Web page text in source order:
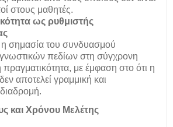
στους μαθητές.
ως ρυθμιστής
η σημασία του συνδυασμού
πεδίων στη σύγχρονη
πραγματικότητα, με έμφαση στο ότι η
αποτελεί γραμμική και
και Χρόνου Μελέτης